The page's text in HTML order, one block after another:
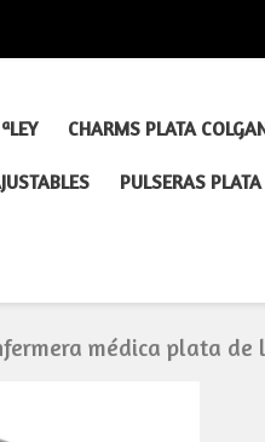
CHARMS PLATA
PULSERAS
médica plata